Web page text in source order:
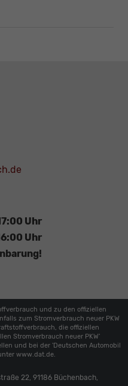
Uhr
Uhr
und zu den offiziellen
zum Stromverbrauch neuer PKW
die offiziellen
Stromverbrauch neuer PKW'
und bei der 'Deutschen Automobil
www.dat.de.
22 91186 Büchenbach,